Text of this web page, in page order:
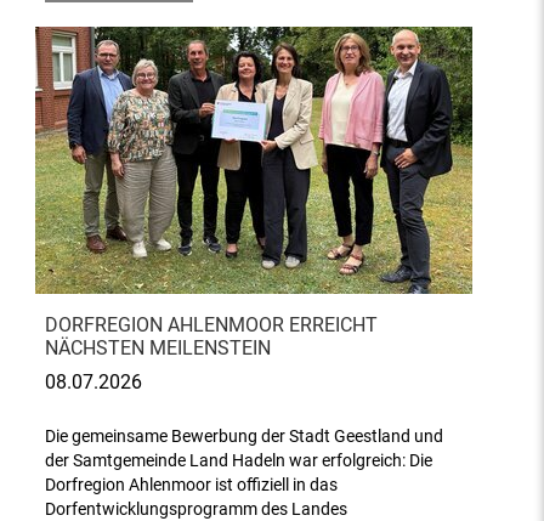
DORFREGION AHLENMOOR ERREICHT
NÄCHSTEN MEILENSTEIN
08.07.2026
Die gemeinsame Bewerbung der Stadt Geestland und
der Samtgemeinde Land Hadeln war erfolgreich: Die
Dorfregion Ahlenmoor ist offiziell in das
Dorfentwicklungsprogramm des Landes